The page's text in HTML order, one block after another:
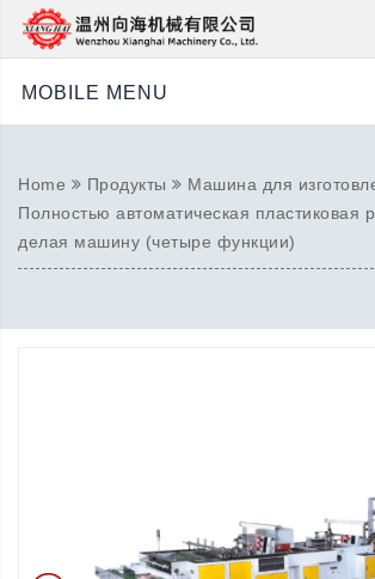
MOBILE MENU
Home Продукты
Машина для
Полностью автоматическая пластиковая
делая машину (четыре функции)